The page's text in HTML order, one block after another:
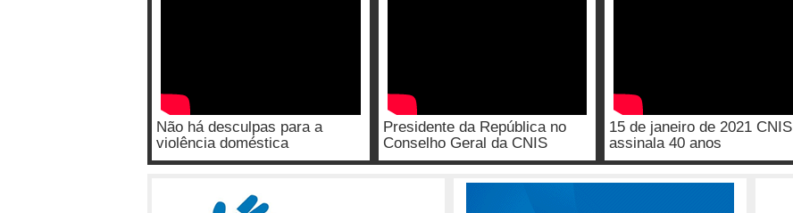
Não há desculpas para a
violência doméstica
Presidente da República no
Conselho Geral da CNIS
15 de janeiro de 2021 CNIS
assinala 40 anos